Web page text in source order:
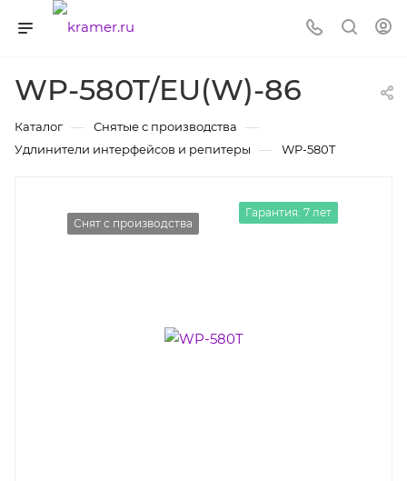
WP-580T/EU(W)-86
Каталог — Снятые с производства —
Удлинители интерфейсов и репитеры — WP-580T
Снят с производства
Гарантия: 7 лет